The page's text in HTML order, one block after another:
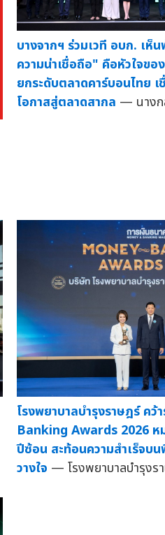
บางจากฯ ร่วมเวที อบก. เ
ความน่าเชื่อถือ" คือหัวใจข
ยกระดับตลาดคาร์บอนไทย เ
โอกาสสู่ตลาดสากล — นาง
โรงพยาบาลบำรุงราษฎร์ ค
Banking Awards 2026 ห
ปีซ้อน สะท้อนความสำเร็จบ
วางใจ — โรงพยาบาลบำรุงร